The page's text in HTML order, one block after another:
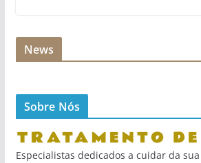
News
Sobre Nós
Especialistas dedicados a cuidar da